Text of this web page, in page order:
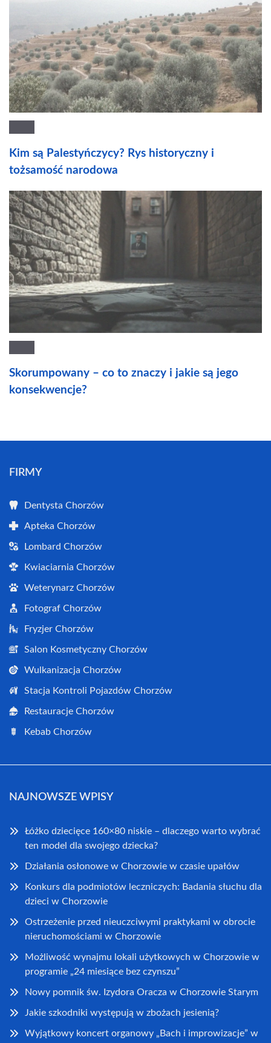
Kim są Palestyńczycy? Rys historyczny i
tożsamość narodowa
Skorumpowany – co to znaczy i jakie są jego
konsekwencje?
FIRMY
Dentysta Chorzów
Apteka Chorzów
Lombard Chorzów
Kwiaciarnia Chorzów
Weterynarz Chorzów
Fotograf Chorzów
Fryzjer Chorzów
Salon Kosmetyczny Chorzów
Wulkanizacja Chorzów
Stacja Kontroli Pojazdów Chorzów
Restauracje Chorzów
Kebab Chorzów
NAJNOWSZE WPISY
Łóżko dziecięce 160×80 niskie – dlaczego warto wybrać
ten model dla swojego dziecka?
Działania osłonowe w Chorzowie w czasie upałów
Konkurs dla podmiotów leczniczych: Badania słuchu dla
dzieci w Chorzowie
Ostrzeżenie przed nieuczciwymi praktykami w obrocie
nieruchomościami w Chorzowie
Możliwość wynajmu lokali użytkowych w Chorzowie w
programie „24 miesiące bez czynszu”
Nowy pomnik św. Izydora Oracza w Chorzowie Starym
Jakie szkodniki występują w zbożach jesienią?
Wyjątkowy koncert organowy „Bach i improwizacje” w